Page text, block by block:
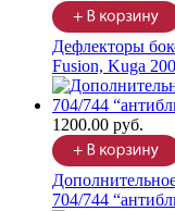
Дефлекторы
Fusion, Kuga
1200.00 руб.
704/744